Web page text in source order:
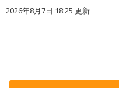
2026年8月7日 18:25 更新